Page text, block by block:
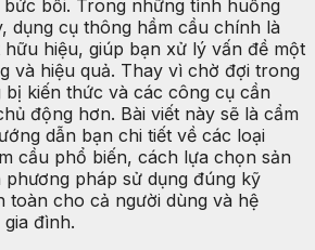
bối. Trong những tình huống
dụng cụ thông hầm cầu chính là
hiệu, giúp bạn xử lý vấn đề một
và hiệu quả. Thay vì chờ đợi trong
bị kiến thức và các công cụ cần
động hơn. Bài viết này sẽ là cẩm
dẫn bạn chi tiết về các loại
cầu phổ biến, cách lựa chọn sản
pháp sử dụng đúng kỹ
toàn cho cả người dùng và hệ
đình.